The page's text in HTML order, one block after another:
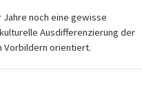
Jahre noch eine gewisse
Ausdifferenzierung der
Vorbildern orientiert.